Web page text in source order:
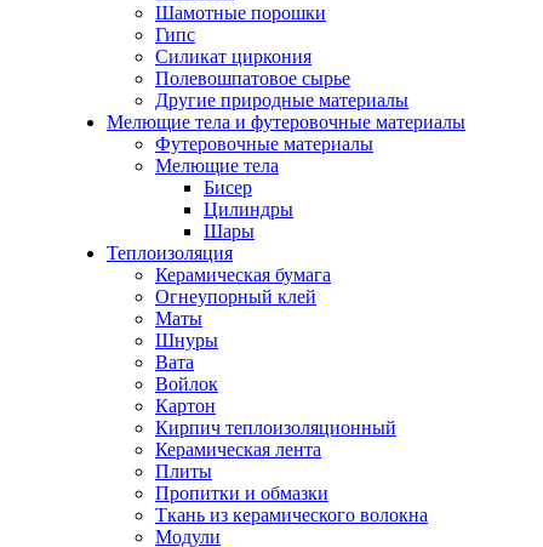
Шамотные порошки
Гипс
Силикат циркония
Полевошпатовое сырье
Другие природные материалы
Мелющие тела и футеровочные материалы
Футеровочные материалы
Мелющие тела
Бисер
Цилиндры
Шары
Теплоизоляция
Керамическая бумага
Огнеупорный клей
Маты
Шнуры
Вата
Войлок
Картон
Кирпич теплоизоляционный
Керамическая лента
Плиты
Пропитки и обмазки
Ткань из керамического волокна
Модули